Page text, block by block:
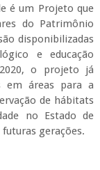
é um Projeto que
do Patrimônio
disponibilizadas
e educação
o projeto já
em áreas para a
de hábitats
no Estado de
gerações.